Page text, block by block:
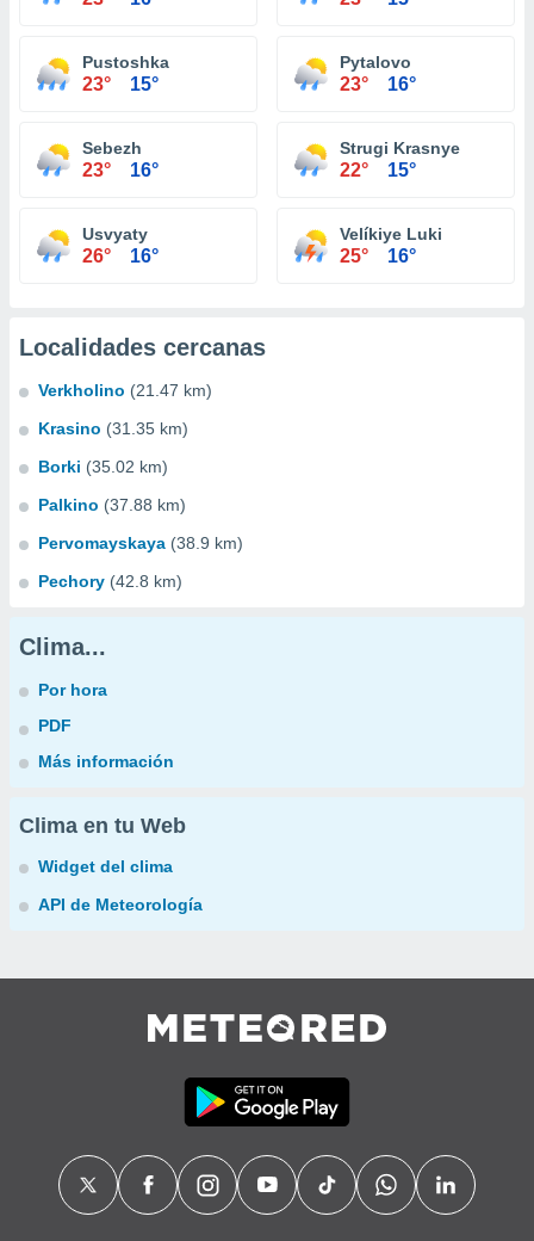
Pustoshka
23° 15°
Pytalovo
23° 16°
Sebezh
23° 16°
Strugi Krasnye
22° 15°
Usvyaty
26° 16°
Velíkiye Luki
25° 16°
Localidades cercanas
Verkholino (21.47 km)
Krasino (31.35 km)
Borki (35.02 km)
Palkino (37.88 km)
Pervomayskaya (38.9 km)
Pechory (42.8 km)
Clima...
Por hora
PDF
Más información
Clima en tu Web
Widget del clima
API de Meteorología